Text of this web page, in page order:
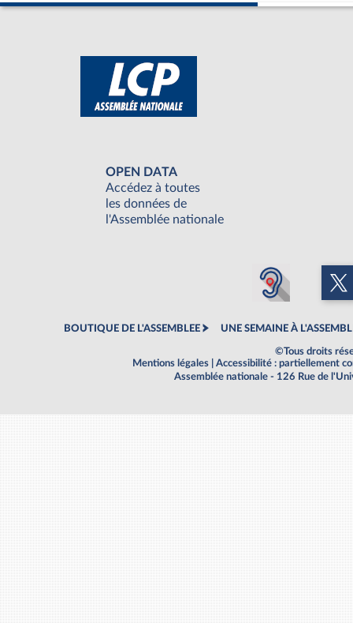
OPEN DATA
Accédez à toutes
les données de
l'Assemblée nationale
BOUTIQUE DE L'ASSEMBLEE UNE SEMAINE À
©Tous droits
Mentions légales
Accessibilité : partiellement
Assemblée nationale - 126 Rue de